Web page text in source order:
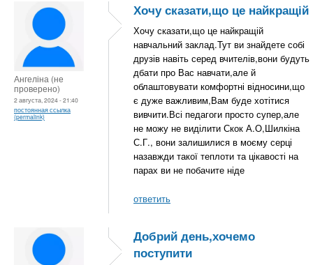
Ангеліна (не
проверено)
2 августа, 2024 - 21:40
постоянная ссылка
(permalink)
Хочу сказати,що це найкращій
Хочу сказати,що це найкращій
навчальний заклад.Тут ви знайдете собі
друзів навіть серед вчителів,вони будуть
дбати про Вас навчати,але й
облаштовувати комфортні відносини,що
є дуже важливим,Вам буде хотітися
вивчити.Всі педагоги просто супер,але
не можу не виділити Скок А.О,Шилкіна
С.Г., вони залишилися в моєму серці
назавжди такої теплоти та цікавості на
парах ви не побачите ніде
ответить
Добрий день,хочемо
поступити